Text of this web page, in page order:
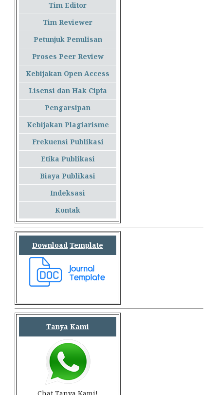
Tim Editor
Tim Reviewer
Petunjuk Penulisan
Proses Peer Review
Kebijakan Open Access
Lisensi dan Hak Cipta
Pengarsipan
Kebijakan Plagiarisme
Frekuensi Publikasi
Etika Publikasi
Biaya Publikasi
Indeksasi
Kontak
Download Template
Tanya Kami